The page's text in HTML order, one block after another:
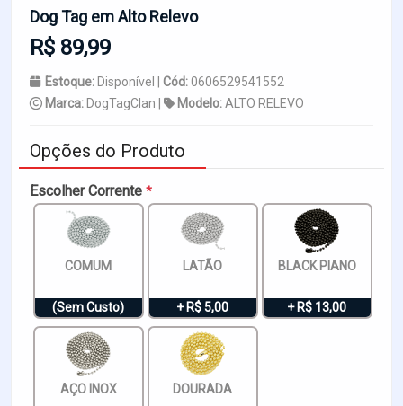
Dog Tag em Alto Relevo
R$ 89,99
Estoque: Disponível | Cód:0606529541552
Marca: DogTagClan | Modelo:ALTO RELEVO
Opções do Produto
Escolher Corrente *
COMUM
(Sem Custo)
LATÃO
+ R$ 5,00
BLACK PIANO
+ R$ 13,00
AÇO INOX DOURADA